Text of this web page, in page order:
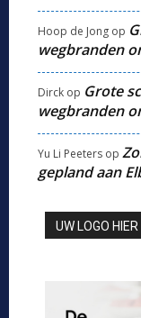
Hoop de Jong op
wegbranden
Dirck op Grote
wegbranden
Yu Li Peeters op
gepland aan
UW LOGO HIER